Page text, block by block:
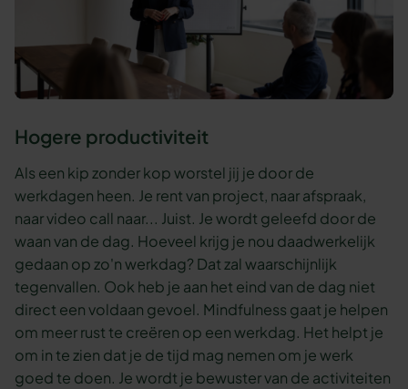
Hogere productiviteit
Als een kip zonder kop worstel jij je door de
werkdagen heen. Je rent van project, naar afspraak,
naar video call naar... Juist. Je wordt geleefd door de
waan van de dag. Hoeveel krijg je nou daadwerkelijk
gedaan op zo'n werkdag? Dat zal waarschijnlijk
tegenvallen. Ook heb je aan het eind van de dag niet
direct een voldaan gevoel. Mindfulness gaat je helpen
om meer rust te creëren op een werkdag. Het helpt je
om in te zien dat je de tijd mag nemen om je werk
goed te doen. Je wordt je bewuster van de activiteiten